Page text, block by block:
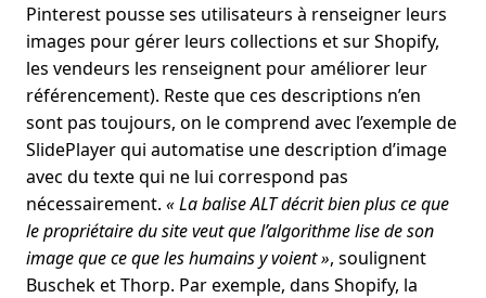
Pinterest pousse ses utilisateurs à renseigner leurs
images pour gérer leurs collections et sur Shopify,
les vendeurs les renseignent pour améliorer leur
référencement). Reste que ces descriptions n’en
sont pas toujours, on le comprend avec l’exemple de
SlidePlayer qui automatise une description d’image
avec du texte qui ne lui correspond pas
nécessairement. « La balise ALT décrit bien plus ce que
le propriétaire du site veut que l’algorithme lise de son
image que ce que les humains y voient », soulignent
Buschek et Thorp. Par exemple, dans Shopify, la